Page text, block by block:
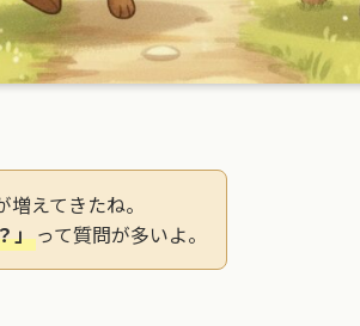
増えてきたね。
」って質問が多いよ。